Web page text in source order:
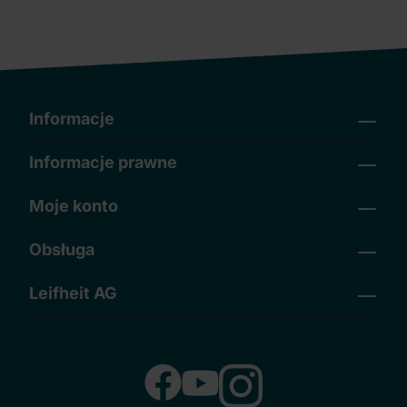
Informacje
Informacje prawne
Moje konto
Obsługa
Leifheit AG